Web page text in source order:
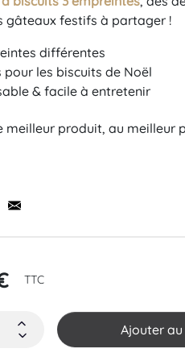
(1 avis)
gâteaux festifs à partager !
différentes
pour les biscuits de Noël
& facile à entretenir
meilleur produit, au meilleur
TTC
Ajouter